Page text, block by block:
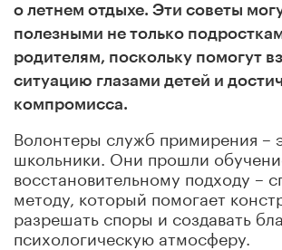
о летнем отдыхе. Эти советы
полезными не только
родителям, поскольку помогут
ситуацию глазами детей и
компромисса.
Волонтеры служб примирения –
школьники. Они прошли
восстановительному подходу –
методу, который помогает
разрешать споры и создавать
психологическую атмосферу.